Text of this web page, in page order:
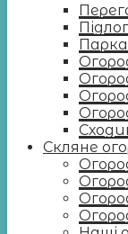
Скляне